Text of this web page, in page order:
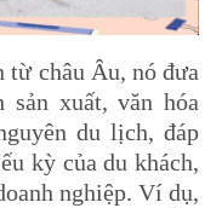
từ châu Âu, nó đưa
sản xuất, văn hóa
du lịch, đáp
kỳ của du khách,
nghiệp. Ví dụ,